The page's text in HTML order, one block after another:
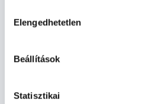
szabályzat:https://
kiválasztása
Elengedhetetlen
Beállítások
Statisztikai
kerület -
Proktológia TERÜLETHEZ